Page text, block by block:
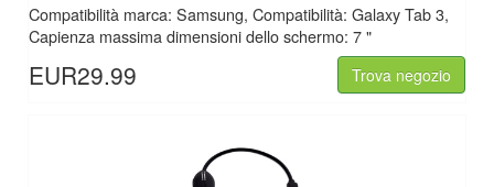
Compatibilità marca: Samsung, Compatibilità: Galaxy Tab 3,
Capienza massima dimensioni dello schermo: 7 "
EUR29.99 Trova negozio